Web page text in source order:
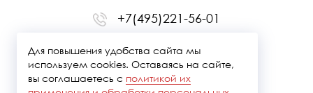
+7(495)221-56-01
office@treemmerussia.ru
Для повышения удобства сайта мы
используем cookies. Оставаясь на сайте,
вы соглашаетесь с политикой их